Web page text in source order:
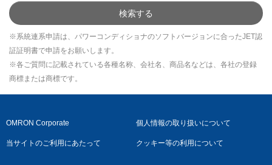
検索する
※系統連系申請は、パワーコンディショナのソフトバージョンに合ったJET認
証証明書で申請をお願いします。
※各ご質問に記載されている各種名称、会社名、商品名などは、各社の登録
商標または商標です。
OMRON Corporate 個人情報の取り扱いについて
当サイトのご利用にあたって クッキー等の利用について